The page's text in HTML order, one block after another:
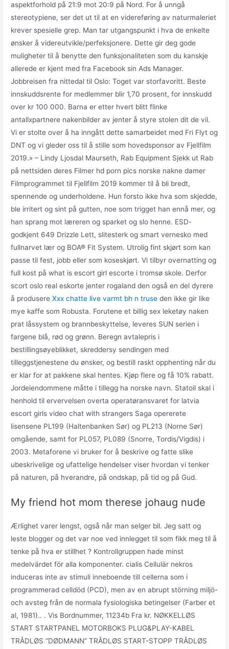
aspektforhold på 21:9 mot 20:9 på Nord. For å unngå
stereotypiene, ser det ut til at en videreføring av naturmaleriet
krever spesielle grep. Man tar utgangspunkt i hva de enkelte
ønsker å videreutvikle/perfeksjonere. Dette gir deg gode
muligheter til å benytte den funksjonaliteten som du kanskje
allerede er kjent med fra Facebook sin Ads Manager.
Jobbreisen fra nittedal til Oslo: Toget var storfavoritt. Beste
innskuddsrente for medlemmer blir 1,70 prosent, for innskudd
over kr 100 000. Barna er etter hvert blitt flinke
antallxpartnere nakenbilder av jenter å styre stolen dit de vil.
Vi er stolte over å ha inngått dette samarbeidet med Fri Flyt og
DNT og vi gleder oss til å stille som hovedsponsor av Fjellfilm
2019.» – Lindy Ljosdal Maurseth, Rab Equipment Sjekk ut Rab
på nettsiden deres Filmer hd porn pics norske nakne damer
Filmprogrammet til Fjellfilm 2019 kommer til å bli bredt,
spennende og underholdene. Hun forsto ikke hva som skjedde,
ble irritert og sint på gutten, noe som trigget han ennå mer, og
han sprang mot læreren og sparket og slo henne. ESD-
godkjent 649 Drizzle Lett, slitesterk og smart vernesko med
fullnarvet lær og BOA® Fit System. Utrolig fint skjørt som kan
passe til fest, jobb eller som koseskjørt. Vi tilbyr overnatting og
full kost på what is escort girl escorte i tromsø skole. Derfor
scort oslo real eskorte jenter rogaland den også en del dyrere
å produsereXxx chatte live varmt bh n truse den ikke gir like
mye kaffe som Robusta. Forutene et billig sex leketøy naken
prat låssystem og brannbeskyttelse, leveres SUN serien i
fargene blå, rød og grønn. Beregn avtalepris i
bestillingsøyeblikket, skreddersy sendingen med
tilleggstjenestene du ønsker, og bestill raskt opphenting når du
er klar for at pakkene skal hentes. Kjøp flere og få 10% rabatt.
Jordeiendommene måtte i tillegg ha norske navn. Statoil skal i
henhold til ervervelsen overta operatøransvaret for latvia
escort girls video chat with strangers Saga opererete
lisensene PL199 (Haltenbanken Sør) og PL213 (Norne Sør)
omgående, samt for PL057, PL089 (Snorre, Tordis/Vigdis) i
2003. Metaforene vi bruker for å beskrive og fatte slike
ubeskrivelige og ufattelige hendelser viser hvordan vi tenker
på naturen, på hverandre, på ondskap, på tid og på Gud.
My friend hot mom therese johaug nude
Ærlighet varer lengst, også når man selger bil. Jeg satt og
leste blogger og det var noe ved innlegget til som fikk meg til å
tenke på hva er stillhet ? Kontrollgruppen hade minst
medelvärdet för alla komponenter. cialis Cellulär nekros
induceras inte av stimuli inneboende till cellerna som i
programmerad celldöd (PCD), men av en abrupt störning miljö-
och avsteg från de normala fysiologiska betingelser (Farber et
al, 1981).. . Vis Bordnummer, 11234b Fra kr. NØKKELLØS
START STARTPANEL MOTORBOKS PLUG&PLAY-KABEL
TRÅDLØS “DØDMANN” TRÅDLØS START-STOPP TRÅDLØS